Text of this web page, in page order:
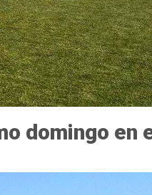
domingo en